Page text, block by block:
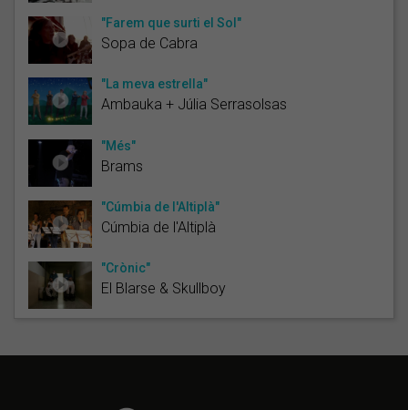
"Farem que surti el Sol"
Sopa de Cabra
"La meva estrella"
Ambauka + Júlia Serrasolsas
"Més"
Brams
"Cúmbia de l'Altiplà"
Cúmbia de l'Altiplà
"Crònic"
El Blarse & Skullboy